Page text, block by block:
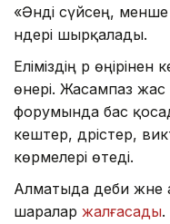
«Әнді сүйсең,
әндері шырқалады.
Еліміздің әр
өнері. Жасампаз
форумында бас
кештер, дәрістер,
көрмелері өтеді.
Алматыда әдеби
шаралар жалғасады.